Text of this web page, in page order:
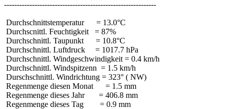
Durchschnittstemperatur      = 13.0°C
Durchscnittl. Feuchtigkeit   = 87%
Durchschnittl. Taupunkt      = 10.8°C
Durchschnittl. Luftdruck     = 1017.7 hPa
Durchschnittl. Windgeschwindigkeit = 0.4 km/h
Durchschnittl. Windspitzenn  = 1.5 km/h
Durschschnittl. Windrichtung = 323° ( NW)
Regenmenge diesen Monat      = 1.5 mm
Regenmenge dieses Jahr       = 406.8 mm
Regenmenge dieses Tag        = 0.9 mm